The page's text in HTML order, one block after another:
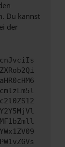
Du kannst
der